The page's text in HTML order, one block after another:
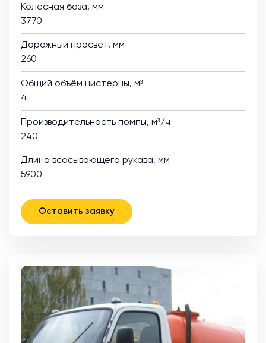
Колесная база, мм
3770
Дорожный просвет, мм
260
Общий объём цистерны, м³
4
Производительность помпы, м³/ч
240
Длина всасывающего рукава, мм
5900
Оставить заявку